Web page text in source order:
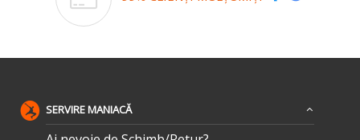
SERVIRE MANIACĂ